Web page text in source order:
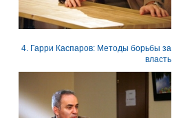
4. Гарри Каспаров: Методы борьбы за
власть